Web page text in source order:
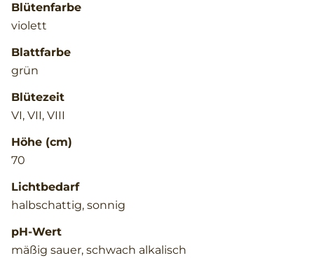
Blütenfarbe
violett
Blattfarbe
grün
Blütezeit
VI, VII, VIII
Höhe (cm)
70
Lichtbedarf
halbschattig, sonnig
pH-Wert
mäßig sauer, schwach alkalisch